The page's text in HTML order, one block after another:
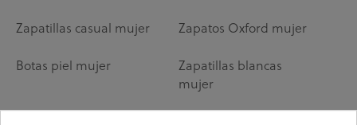
Zapatillas casual mujer Zapatos Oxford mujer
Botas piel mujer
Zapatillas blancas
mujer